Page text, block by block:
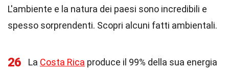
L'ambiente e la natura dei paesi sono incredibili e
spesso sorprendenti. Scopri alcuni fatti ambientali.
26 La Costa Rica produce il 99% della sua energia